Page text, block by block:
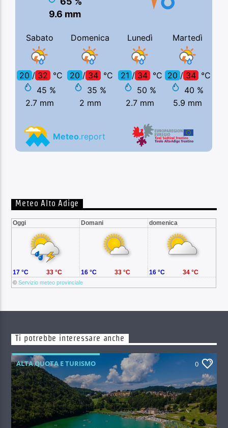
Meteo Alto Adige
Oggi Domani domenica
©Servizio meteo provinciale
17 °C 33 °C 16 °C 33 °C 16 °C 34 °C
Ti potrebbe interessare anche
ALTA QUOTA E TURISMO 0